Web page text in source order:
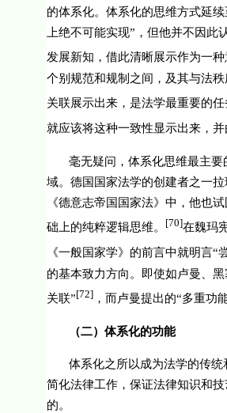
的体系化。体系化的思维方式延
上绝不可能实现”，但他并不因
发展新知，借此清晰展示作为一
个别规范和规制之间，及其与法
关联展示出来，是法学最重要的任
就应该将这种一致性显示出来，
毫无疑问，体系化思维最主
域。德国国家法学的创建者之一
《德意志帝国国家法》中，他也
础上的纯粹逻辑思维。
[70]在魏玛
《一般国家学》的前言中就明言
的基本致力方向。即使如卢曼、
关联” [72]，而卢曼提出的“多重功
（二）体系化的功能
体系化之所以成为法学的传
简化法律工作，保证法律知识和
的。